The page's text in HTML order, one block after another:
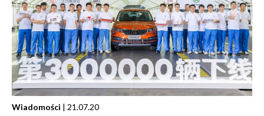
Wiadomości | 21.07.20